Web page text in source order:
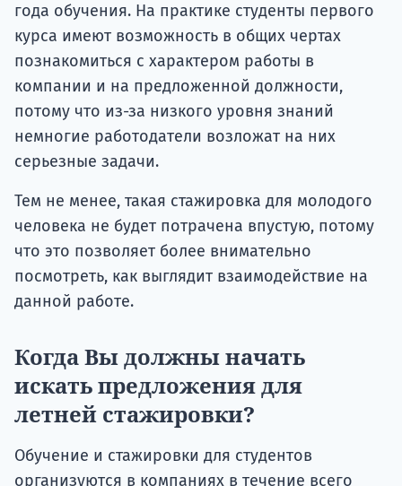
года обучения. На практике студенты первого
курса имеют возможность в общих чертах
познакомиться с характером работы в
компании и на предложенной должности,
потому что из-за низкого уровня знаний
немногие работодатели возложат на них
серьезные задачи.
Тем не менее, такая стажировка для молодого
человека не будет потрачена впустую, потому
что это позволяет более внимательно
посмотреть, как выглядит взаимодействие на
данной работе.
Когда Вы должны начать
искать предложения для
летней стажировки?
Обучение и стажировки для студентов
организуются в компаниях в течение всего